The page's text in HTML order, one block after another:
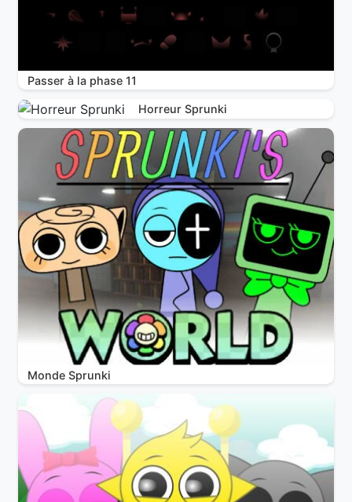
Passer à la phase 11
Horreur Sprunki
Monde Sprunki